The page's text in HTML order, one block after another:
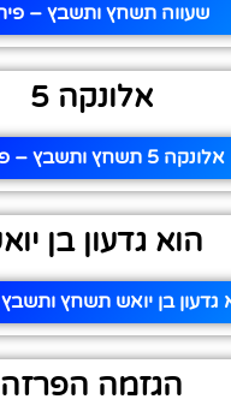
שעווה תשחץ ותשבץ –
אלונקה 5
אלונקה 5 תשחץ ותשבץ – פיתרון
הוא גדעון בן
גדעון בן יואש תשחץ ותשבץ
הגזמה הפרזה